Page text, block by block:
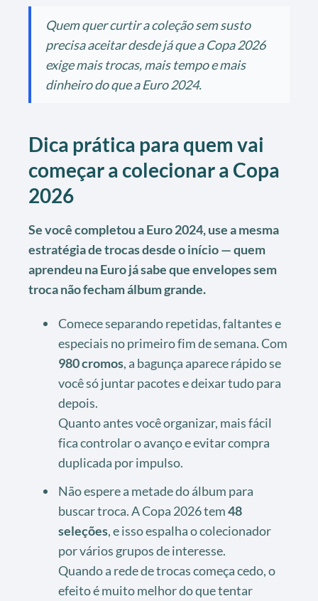
Quem quer curtir a coleção sem susto
precisa aceitar desde já que a Copa 2026
exige mais trocas, mais tempo e mais
dinheiro do que a Euro 2024.
Dica prática para quem vai
começar a colecionar a Copa
2026
Se você completou a Euro 2024, use a mesma
estratégia de trocas desde o início — quem
aprendeu na Euro já sabe que envelopes sem
troca não fecham álbum grande.
Comece separando repetidas, faltantes e
especiais no primeiro fim de semana. Com
980 cromos, a bagunça aparece rápido se
você só juntar pacotes e deixar tudo para
depois.
Quanto antes você organizar, mais fácil
fica controlar o avanço e evitar compra
duplicada por impulso.
Não espere a metade do álbum para
buscar troca. A Copa 2026 tem48
seleções, e isso espalha o colecionador
por vários grupos de interesse.
Quando a rede de trocas começa cedo, o
efeito é muito melhor do que tentar